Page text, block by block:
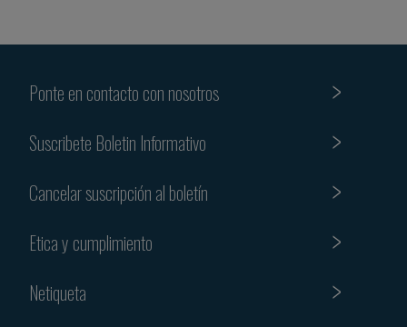
Ponte en contacto con nosotros
Suscribete Boletin Informativo
Cancelar suscripción al boletín
Etica y cumplimiento
Netiqueta